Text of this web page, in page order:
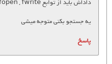
داداش باید از توابع fopen , fwrite در php استفاده کنی
یه جستجو بکنی متوجه میشی
پاسخ